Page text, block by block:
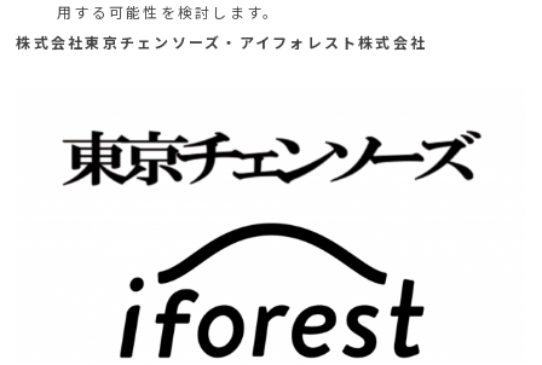
用する可能性を検討します。
株式会社東京チェンソーズ・アイフォレスト株式会社